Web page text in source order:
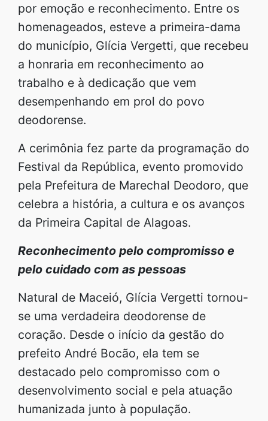
por emoção e reconhecimento. Entre os
homenageados, esteve a primeira-dama
do município, Glícia Vergetti, que recebeu
a honraria em reconhecimento ao
trabalho e à dedicação que vem
desempenhando em prol do povo
deodorense.
A cerimônia fez parte da programação do
Festival da República, evento promovido
pela Prefeitura de Marechal Deodoro, que
celebra a história, a cultura e os avanços
da Primeira Capital de Alagoas.
Reconhecimento pelo compromisso e
pelo cuidado com as pessoas
Natural de Maceió, Glícia Vergetti tornou-
se uma verdadeira deodorense de
coração. Desde o início da gestão do
prefeito André Bocão, ela tem se
destacado pelo compromisso com o
desenvolvimento social e pela atuação
humanizada junto à população.